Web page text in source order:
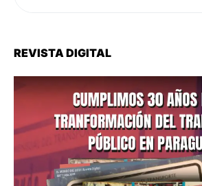
REVISTA DIGITAL